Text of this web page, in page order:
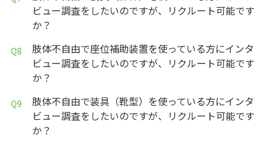
ビュー調査をしたいのですが、リクルート可能です
か？
肢体不自由で座位補助装置を使っている方にインタ
ビュー調査をしたいのですが、リクルート可能です
か？
肢体不自由で装具（靴型）を使っている方にインタ
ビュー調査をしたいのですが、リクルート可能です
か？